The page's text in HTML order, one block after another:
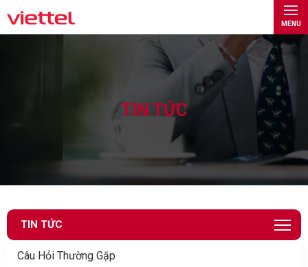
MENU
TIN TỨC
TIN TỨC
Câu Hỏi Thường Gặp